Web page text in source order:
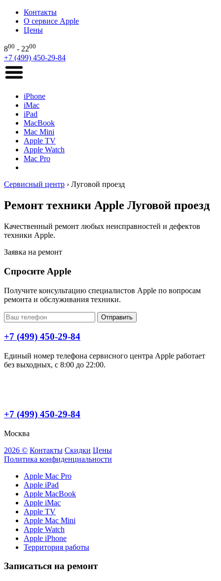
Контакты
О сервисе Apple
Цены
800 - 2200
+7 (499) 450-29-84
iPhone
iMac
iPad
MacBook
Mac Mini
Apple TV
Apple Watch
Mac Pro
Сервисный центр › Луговой проезд
Ремонт техники Apple Луговой проезд
Качественный ремонт любых неисправностей и дефектов
техники Apple.
Заявка на ремонт
Спросите Apple
Получите консультацию специалистов Apple по вопросам
ремонта и обслуживания техники.
Отправить
+7 (499) 450-29-84
Единый номер телефона сервисного центра Apple работает
без выходных, с 8:00 до 22:00.
+7 (499) 450-29-84
Москва
2026 © Контакты Скидки Цены
Политика конфиденциальности
Apple Mac Pro
Apple iPad
Apple MacBook
Apple iMac
Apple TV
Apple Mac Mini
Apple Watch
Apple iPhone
Территория работы
Записаться на ремонт